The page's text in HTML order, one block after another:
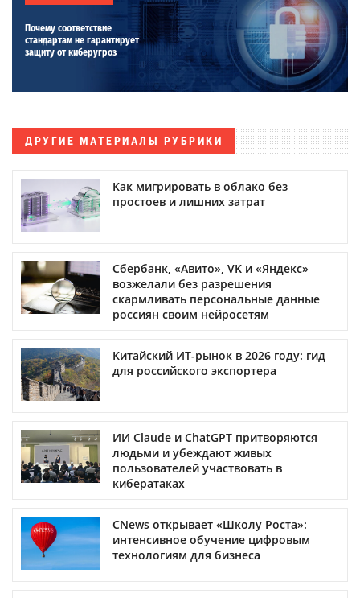
Почему соответствие
стандартам не гарантирует
защиту от киберугроз
ДРУГИЕ МАТЕРИАЛЫ РУБРИКИ
Как мигрировать в облако без
простоев и лишних затрат
Сбербанк, «Авито», VK и «Яндекс»
возжелали без разрешения
скармливать персональные данные
россиян своим нейросетям
Китайский ИТ-рынок в 2026 году: гид
для российского экспортера
ИИ Claude и ChatGPT притворяются
людьми и убеждают живых
пользователей участвовать в
кибератаках
CNews открывает «Школу Роста»:
интенсивное обучение цифровым
технологиям для бизнеса